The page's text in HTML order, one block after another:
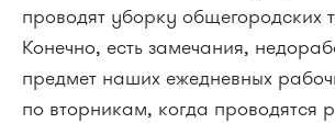
проводят уборку общегородских
Конечно, есть замечания,
предмет наших ежедневных
по вторникам, когда проводятся